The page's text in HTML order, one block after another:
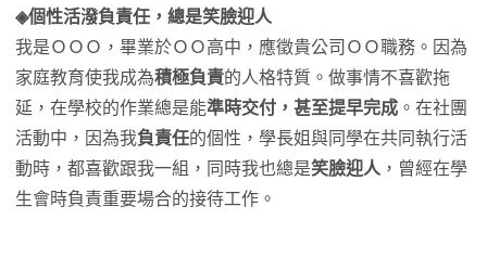
◈個性活潑負責任，總是笑臉迎人
我是ＯＯＯ，畢業於ＯＯ高中，應徵貴公司ＯＯ職務。因為
家庭教育使我成為積極負責的人格特質。做事情不喜歡拖
延，在學校的作業總是能準時交付，甚至提早完成 。在社團
活動中，因為我負責任的個性，學長姐與同學在共同執行活
動時，都喜歡跟我一組，同時我也總是笑臉迎人 ，曾經在學
生會時負責重要場合的接待工作。